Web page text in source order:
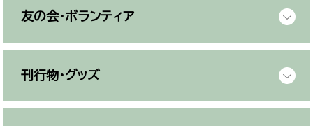
友の会・ボランティア
刊行物・グッズ